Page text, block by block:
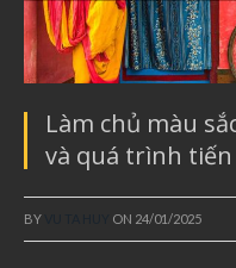
Làm chủ màu
và quá trình
BY ON 24/01/2025